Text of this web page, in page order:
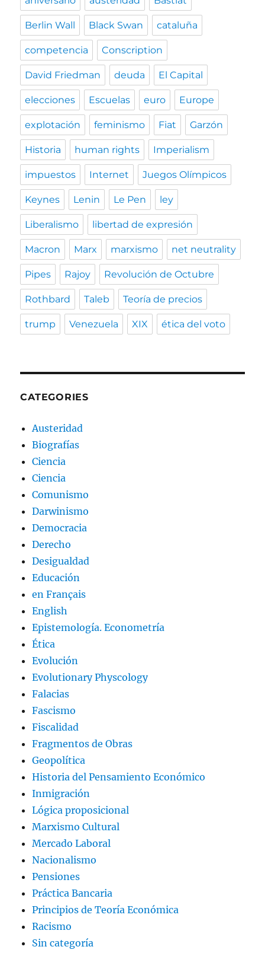
Berlin Wall Black Swan cataluña
competencia Conscription
David Friedman deuda El Capital
elecciones Escuelas euro Europe
explotación feminismo Fiat Garzón
Historia human rights Imperialism
impuestos Internet Juegos Olímpicos
Keynes Lenin Le Pen ley
Liberalismo libertad de expresión
Macron Marx marxismo net neutrality
Pipes Rajoy Revolución de Octubre
Rothbard Taleb Teoría de precios
trump Venezuela XIX ética del voto
CATEGORIES
Austeridad
Biografías
Ciencia
Ciencia
Comunismo
Darwinismo
Democracia
Derecho
Desigualdad
Educación
en Français
English
Epistemología. Econometría
Ética
Evolución
Evolutionary Physcology
Falacias
Fascismo
Fiscalidad
Fragmentos de Obras
Geopolítica
Historia del Pensamiento Económico
Inmigración
Lógica proposicional
Marxismo Cultural
Mercado Laboral
Nacionalismo
Pensiones
Práctica Bancaria
Principios de Teoría Económica
Racismo
Sin categoría